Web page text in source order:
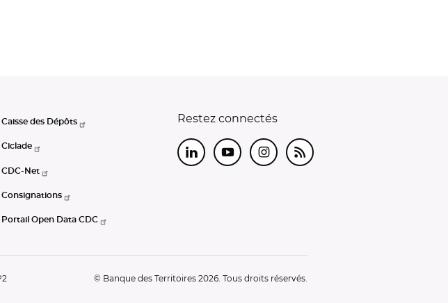
Caisse des Dépôts
Ciclade
CDC-Net
Consignations
Portail Open Data CDC
Restez connectés
LinkedInYoutubeInstagram
RSS
© Banque des Territoires 2026. Tous droits réservés.